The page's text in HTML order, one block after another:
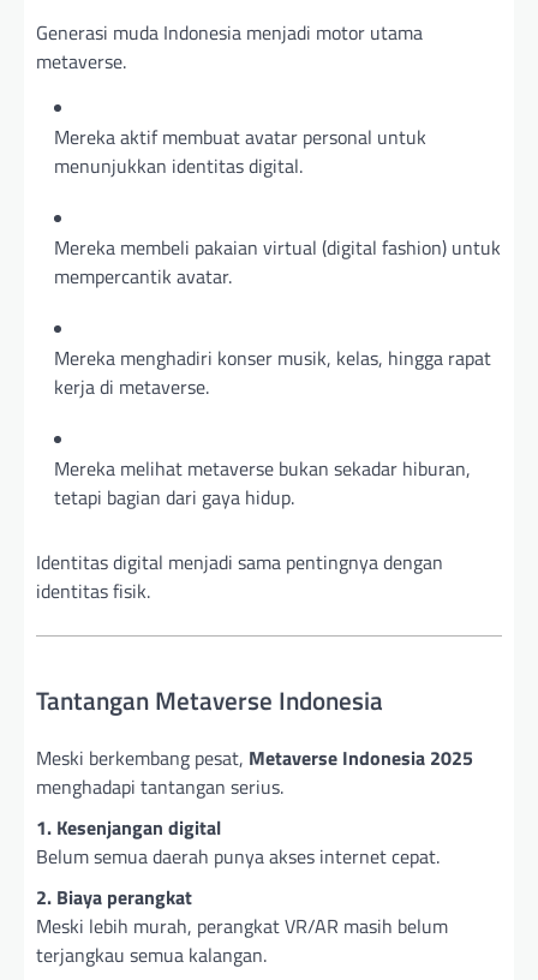
Generasi muda Indonesia menjadi motor utama
metaverse.
Mereka aktif membuat avatar personal untuk
menunjukkan identitas digital.
Mereka membeli pakaian virtual (digital fashion) untuk
mempercantik avatar.
Mereka menghadiri konser musik, kelas, hingga rapat
kerja di metaverse.
Mereka melihat metaverse bukan sekadar hiburan,
tetapi bagian dari gaya hidup.
Identitas digital menjadi sama pentingnya dengan
identitas fisik.
Tantangan Metaverse Indonesia
Meski berkembang pesat, Metaverse Indonesia 2025
menghadapi tantangan serius.
1. Kesenjangan digital
Belum semua daerah punya akses internet cepat.
2. Biaya perangkat
Meski lebih murah, perangkat VR/AR masih belum
terjangkau semua kalangan.